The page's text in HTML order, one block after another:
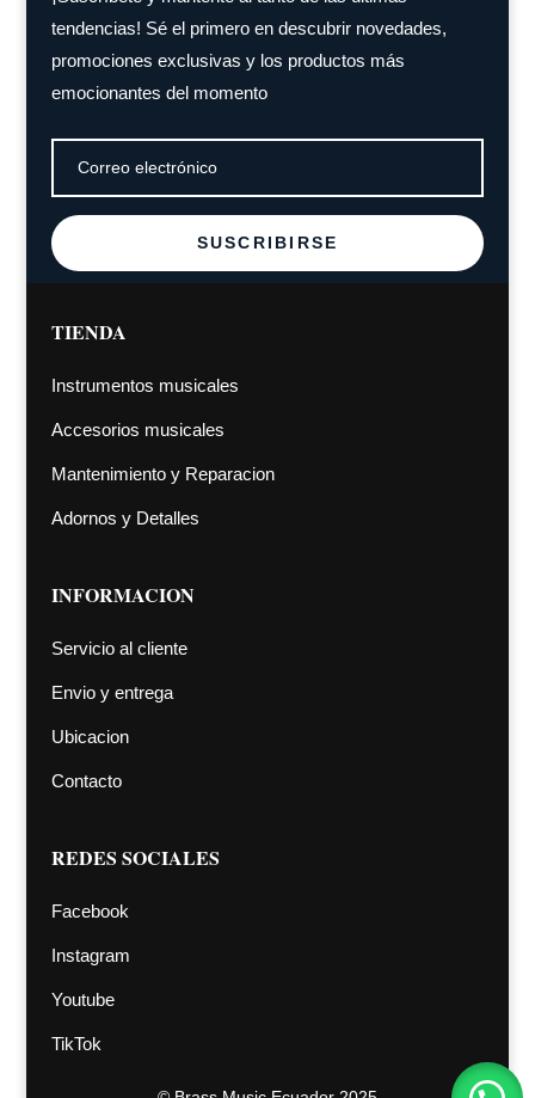
tendencias! Sé el primero en descubrir novedades,
promociones exclusivas y los productos más
emocionantes del momento
SUSCRIBIRSE
TIENDA
Instrumentos musicales
Accesorios musicales
Mantenimiento y Reparacion
Adornos y Detalles
INFORMACION
Servicio al cliente
Envio y entrega
Ubicacion
Contacto
REDES SOCIALES
Facebook
Instagram
Youtube
TikTok